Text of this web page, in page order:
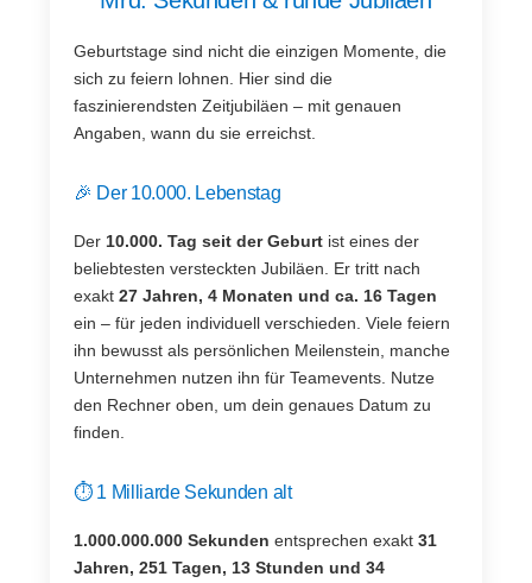
Geburtstage sind nicht die einzigen Momente, die
sich zu feiern lohnen. Hier sind die
faszinierendsten Zeitjubiläen – mit genauen
Angaben, wann du sie erreichst.
🎉 Der 10.000. Lebenstag
Der 10.000. Tag seit der Geburtist eines der
beliebtesten versteckten Jubiläen. Er tritt nach
exakt 27 Jahren, 4 Monaten und ca. 16 Tagen
ein – für jeden individuell verschieden. Viele feiern
ihn bewusst als persönlichen Meilenstein, manche
Unternehmen nutzen ihn für Teamevents. Nutze
den Rechner oben, um dein genaues Datum zu
finden.
⏱️ 1 Milliarde Sekunden alt
1.000.000.000 Sekunden entsprechen exakt 31
Jahren, 251 Tagen, 13 Stunden und 34